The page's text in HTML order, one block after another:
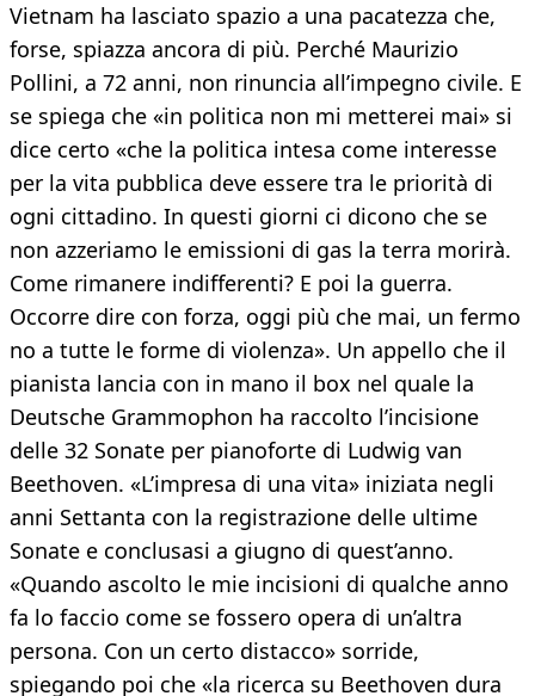
Vietnam ha lasciato spazio a una pacatezza che,
forse, spiazza ancora di più. Perché Maurizio
Pollini, a 72 anni, non rinuncia all’impegno civile. E
se spiega che «in politica non mi metterei mai» si
dice certo «che la politica intesa come interesse
per la vita pubblica deve essere tra le priorità di
ogni cittadino. In questi giorni ci dicono che se
non azzeriamo le emissioni di gas la terra morirà.
Come rimanere indifferenti? E poi la guerra.
Occorre dire con forza, oggi più che mai, un fermo
no a tutte le forme di violenza». Un appello che il
pianista lancia con in mano il box nel quale la
Deutsche Grammophon ha raccolto l’incisione
delle 32 Sonate per pianoforte di Ludwig van
Beethoven. «L’impresa di una vita» iniziata negli
anni Settanta con la registrazione delle ultime
Sonate e conclusasi a giugno di quest’anno.
«Quando ascolto le mie incisioni di qualche anno
fa lo faccio come se fossero opera di un’altra
persona. Con un certo distacco» sorride,
spiegando poi che «la ricerca su Beethoven dura